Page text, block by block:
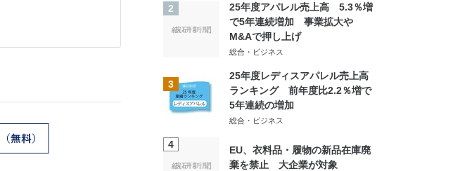
2
25年度アパレル売上高 5.3％増
で5年連続増加 事業拡大や
M&Aで押し上げ
総合・ビジネス
3
25年度レディスアパレル売上高
ランキング 前年度比2.2％増で
5年連続の増加
総合・ビジネス
4
EU、衣料品・履物の新品在庫廃
棄を禁止 大企業が対象